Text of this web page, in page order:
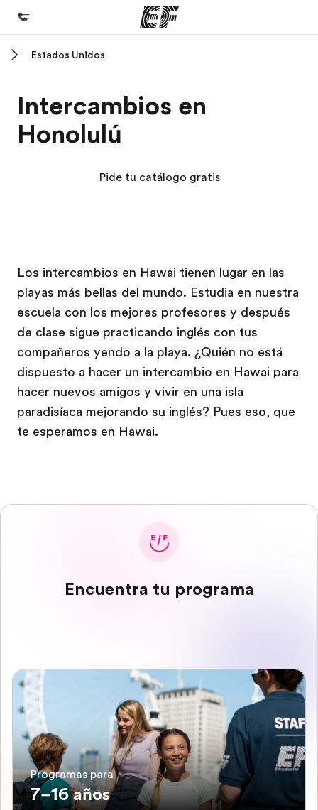
Programas
Ver todo lo que hacemos
Trabajos
Únete al equipo
Estados Unidos
Intercambios en
Honolulú
Pide tu catálogo gratis
Los intercambios en Hawai tienen lugar en las
playas más bellas del mundo. Estudia en nuestra
escuela con los mejores profesores y después
de clase sigue practicando inglés con tus
compañeros yendo a la playa. ¿Quién no está
dispuesto a hacer un intercambio en Hawai para
hacer nuevos amigos y vivir en una isla
paradisíaca mejorando su inglés? Pues eso, que
te esperamos en Hawai.
Encuentra tu programa
Programas para
7–16 años